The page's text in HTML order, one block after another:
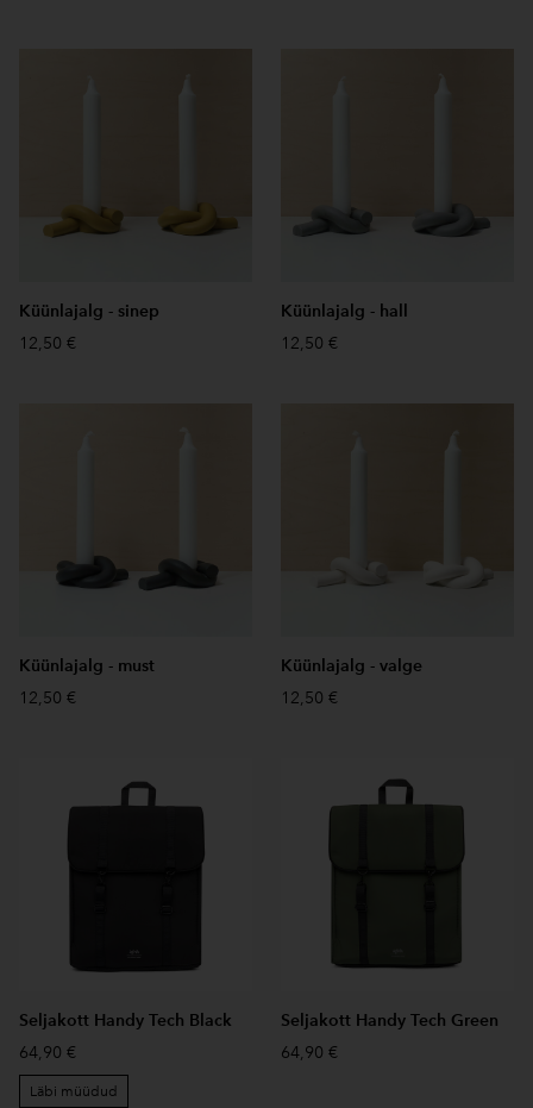
Küünlajalg - sinep
12,50 €
Küünlajalg - hall
12,50 €
Küünlajalg - must
12,50 €
Küünlajalg - valge
12,50 €
Seljakott Handy Tech Black
64,90 €
Läbi müüdud
Seljakott Handy Tech Green
64,90 €